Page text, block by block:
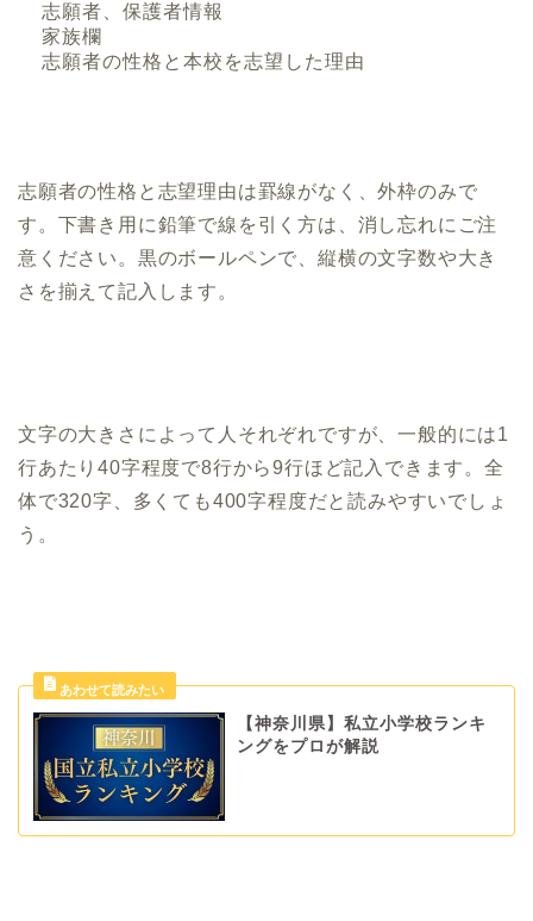
志願者、保護者情報
家族欄
志願者の性格と本校を志望した理由
志願者の性格と志望理由は罫線がなく、外枠のみで
す。下書き用に鉛筆で線を引く方は、消し忘れにご注
意ください。黒のボールペンで、縦横の文字数や大き
さを揃えて記入します。
文字の大きさによって人それぞれですが、一般的には1
行あたり40字程度で8行から9行ほど記入できます。全
体で320字、多くても400字程度だと読みやすいでしょ
う。
【神奈川県】私立小学校ランキ
ングをプロが解説